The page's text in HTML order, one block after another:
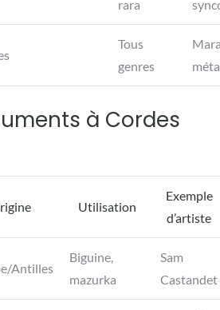
rara
Tous
genres
à Cordes
Utilisation
Exemple
d’artiste
Antilles
Biguine,
mazurka
Sam
Castandet